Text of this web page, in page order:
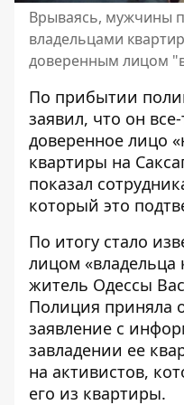
Врываясь, мужчины
владельцами
доверенным лицом
По прибытии
заявил, что он
доверенное лицо
квартиры на
показал
который это
По итогу стало
лицом «владельца
житель Одессы
Полиция приняла
заявление с
завладении ее
на активистов,
его из квартиры.